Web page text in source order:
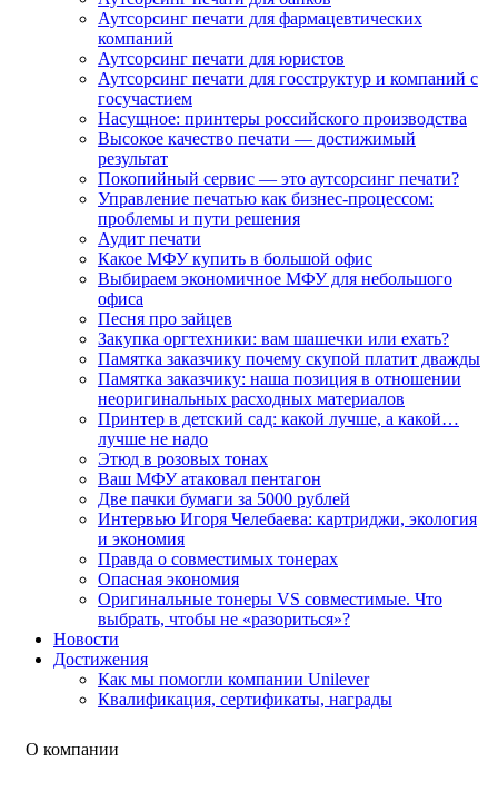
Аутсорсинг печати для фармацевтических
компаний
Аутсорсинг печати для юристов
Аутсорсинг печати для госструктур и компаний с
госучастием
Насущное: принтеры российского производства
Высокое качество печати — достижимый
результат
Покопийный сервис — это аутсорсинг печати?
Управление печатью как бизнес-процессом:
проблемы и пути решения
Аудит печати
Какое МФУ купить в большой офис
Выбираем экономичное МФУ для небольшого
офиса
Песня про зайцев
Закупка оргтехники: вам шашечки или ехать?
Памятка заказчику почему скупой платит дважды
Памятка заказчику: наша позиция в отношении
неоригинальных расходных материалов
Принтер в детский сад: какой лучше, а какой…
лучше не надо
Этюд в розовых тонах
Ваш МФУ атаковал пентагон
Две пачки бумаги за 5000 рублей
Интервью Игоря Челебаева: картриджи, экология
и экономия
Правда о совместимых тонерах
Опасная экономия
Оригинальные тонеры VS совместимые. Что
выбрать, чтобы не «разориться»?
Новости
Достижения
Как мы помогли компании Unilever
Квалификация, сертификаты, награды
О компании